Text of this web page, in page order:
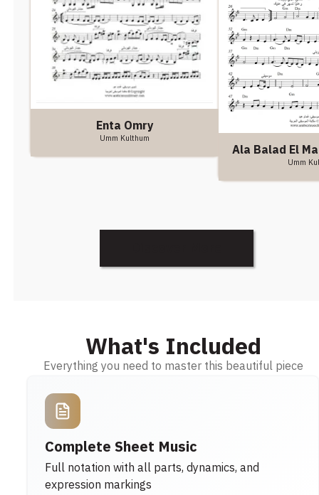
Enta Omry
Umm Kulthum
Ala Balad El
Umm
What's Included
Everything you need to master this beautiful piece
Complete Sheet Music
Full notation with all parts, dynamics, and
expression markings